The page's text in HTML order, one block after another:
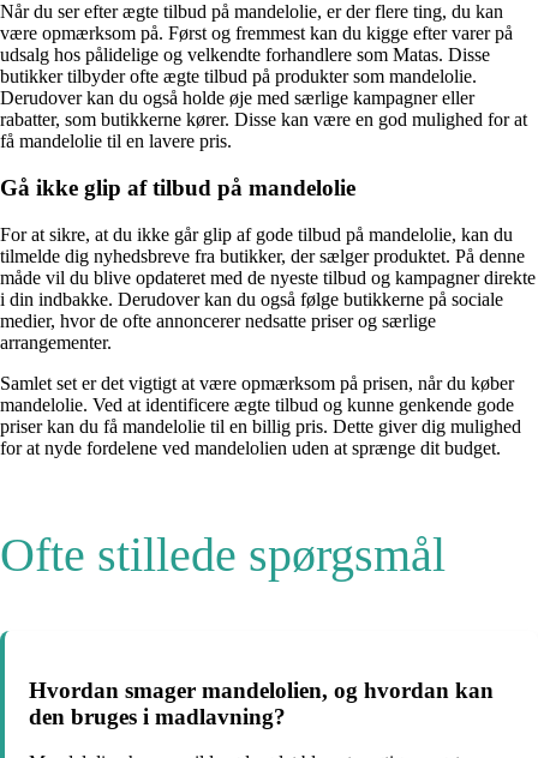
Når du ser efter ægte tilbud på mandelolie, er der flere ting, du kan
være opmærksom på. Først og fremmest kan du kigge efter varer på
udsalg hos pålidelige og velkendte forhandlere som Matas. Disse
butikker tilbyder ofte ægte tilbud på produkter som mandelolie.
Derudover kan du også holde øje med særlige kampagner eller
rabatter, som butikkerne kører. Disse kan være en god mulighed for at
få mandelolie til en lavere pris.
Gå ikke glip af tilbud på mandelolie
For at sikre, at du ikke går glip af gode tilbud på mandelolie, kan du
tilmelde dig nyhedsbreve fra butikker, der sælger produktet. På denne
måde vil du blive opdateret med de nyeste tilbud og kampagner direkte
i din indbakke. Derudover kan du også følge butikkerne på sociale
medier, hvor de ofte annoncerer nedsatte priser og særlige
arrangementer.
Samlet set er det vigtigt at være opmærksom på prisen, når du køber
mandelolie. Ved at identificere ægte tilbud og kunne genkende gode
priser kan du få mandelolie til en billig pris. Dette giver dig mulighed
for at nyde fordelene ved mandelolien uden at sprænge dit budget.
Ofte stillede spørgsmål
Hvordan smager mandelolien, og hvordan kan
den bruges i madlavning?